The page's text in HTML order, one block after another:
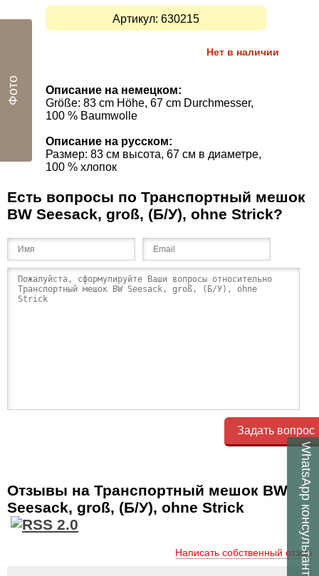
Артикул: 630215
Нет в наличии
Описание на немецком:
Größe: 83 cm Höhe, 67 cm Durchmesser,
100 % Baumwolle
Описание на русском:
Размер: 83 см высота, 67 см в диаметре,
100 % хлопок
Есть вопросы по Транспортный мешок
BW Seesack, groß, (Б/У), ohne Strick?
Задать вопрос
Отзывы на Транспортный мешок BW
Seesack, groß, (Б/У), ohne Strick
Написать собственный отзыв
WhatsApp
консультант
Фото